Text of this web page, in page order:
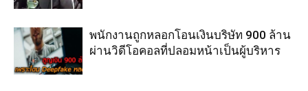
พนักงานถูกหลอกโอนเงินบริษัท 900 ล้าน
ผ่านวิดีโอคอลที่ปลอมหน้าเป็นผู้บริหาร